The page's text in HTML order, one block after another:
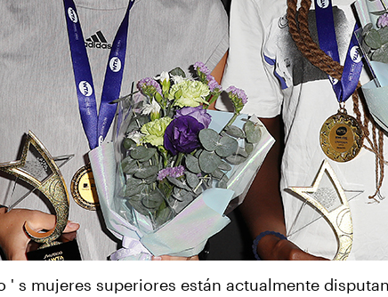
' s mujeres superiores están actualmente